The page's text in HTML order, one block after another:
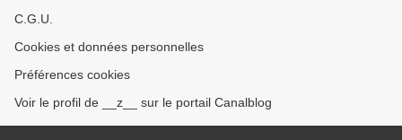
C.G.U.
Cookies et données personnelles
Préférences cookies
Voir le profil de __z__ sur le portail Canalblog